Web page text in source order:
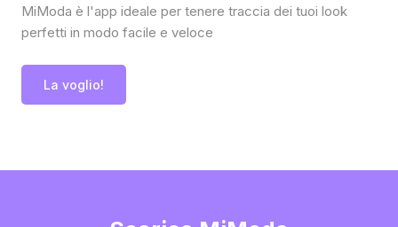
MiModa è l'app ideale per tenere traccia dei tuoi look
perfetti in modo facile e veloce
La voglio!